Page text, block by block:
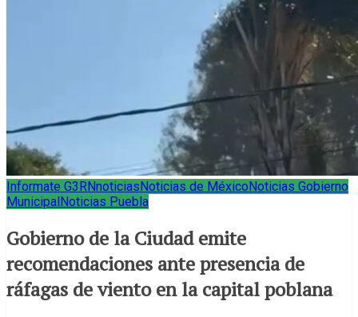
Informate G3RNnoticias Noticias de México Noticias Gobierno
Municipal Noticias Puebla
Gobierno de la Ciudad emite
recomendaciones ante presencia de
ráfagas de viento en la capital poblana